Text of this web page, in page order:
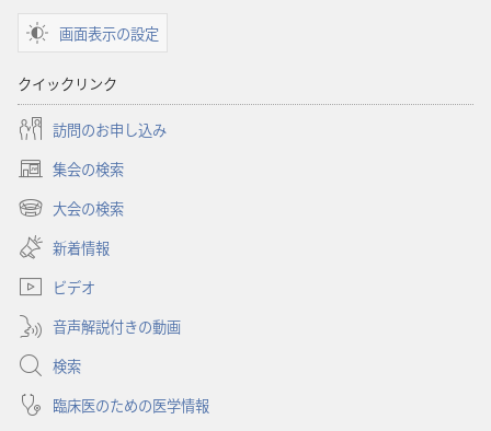
画面表示の設定
クイックリンク
訪問のお申し込み
集会の検索
（新
し
タ
で
開
く）
大会の検索
（新
し
い
タ
ブ
で
開
く）
新着情報
ビデオ
音声解説付きの動画
検索
臨床医のための医学情報